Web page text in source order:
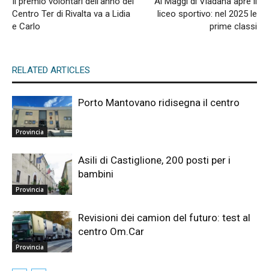
Centro Ter di Rivalta va a Lidia
e Carlo
liceo sportivo: nel 2025 le
prime classi
RELATED ARTICLES
Provincia
Porto Mantovano ridisegna il centro
Provincia
Asili di Castiglione, 200 posti per i
bambini
Provincia
Revisioni dei camion del futuro: test al
centro Om.Car